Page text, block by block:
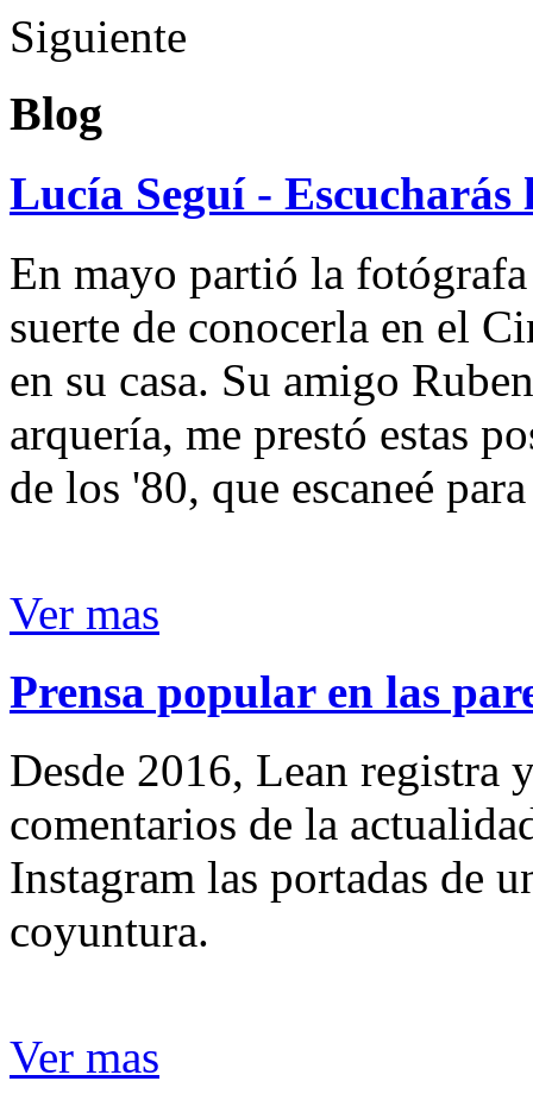
Siguiente
Blog
Lucía Seguí - Escucharás
En mayo partió la
suerte de conocerla en el
en su casa. Su amigo
arquería, me prestó estas
de los '80, que escaneé
Ver mas
Prensa popular en las
Desde 2016, Lean registra
comentarios de la
Instagram las portadas de
coyuntura.
Ver mas